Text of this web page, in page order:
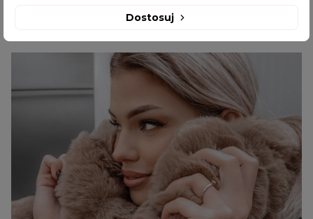
Dostosuj